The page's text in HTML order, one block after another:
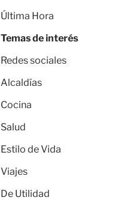
Última Hora
Temas de interés
Redes sociales
Alcaldías
Cocina
Salud
Estilo de Vida
Viajes
De Utilidad